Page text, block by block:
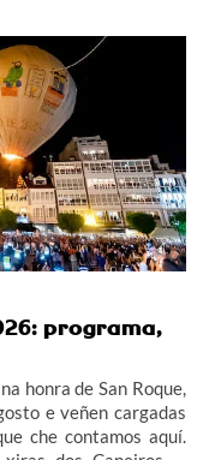
programa,
honra de San Roque,
e veñen cargadas
che contamos aquí.